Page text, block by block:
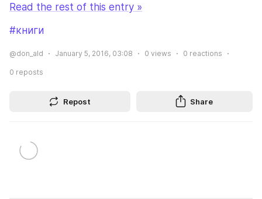
Read the rest of this entry »
#книги
@don_ald January 5, 2016, 03:08 0 views 0 reactions
0 reposts
Repost Share